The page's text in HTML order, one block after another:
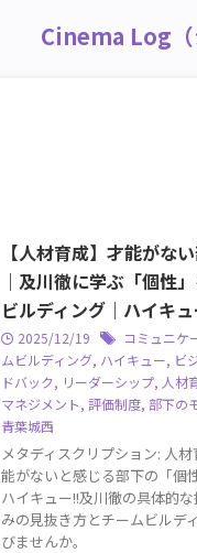
Cinema Log（
【人材育成】才能がな
｜及川徹に学ぶ「個性
ビルディング｜ハイキ
2025/12/19 コミュニケ
ムビルディング, ハイキュー, ビ
ドバック, リーダーシップ, 人材
マネジメント, 評価制度, 部下の
青葉城西
メタディスクリプション: 人
能がないと感じる部下の「個
ハイキュー!!及川徹の具体的
みの見抜き方とチームビルデ
びませんか。